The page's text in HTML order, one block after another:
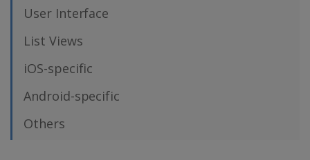
User Interface
List Views
iOS-specific
Android-specific
Others